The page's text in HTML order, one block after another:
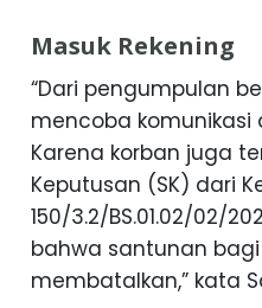
Masuk Rekening
“Dari pengumpulan
mencoba komunikasi
Karena korban juga
Keputusan (SK) dari
150/3.2/BS.01.02/02/
bahwa santunan
membatalkan,” kata